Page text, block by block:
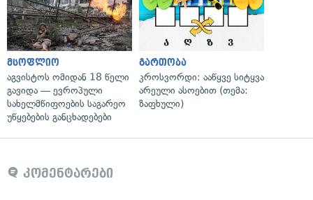
მსოფლიო
აგვისტოს ომიდან 18 წელი
გავიდა — ევროპული
სახელმწიფოების საგარეო
უწყებების განცხადებები
გართობა
კროსვორდი: ააწყვე სიტყვა
არეული ასოებით (თემა:
ზაფხული)
კომენტარები